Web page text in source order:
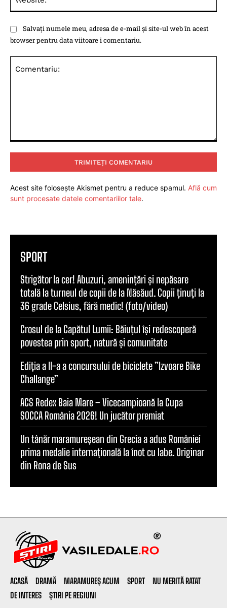
Salvați numele meu, adresa de e-mail și site-ul web în acest
browser pentru data viitoare i comentariu.
Acest site folosește Akismet pentru a reduce spamul. Află cum
sunt procesate datele comentariilor tale.
SPORT
Strigător la cer! Abuzuri, amenințări și nepăsare
totală la turneul de copii de la Năsăud. Copii ținuți la
36 grade Celsius, fără medic! (foto/video)
Crosul de la Capătul Lumii: Băiuțul își redescoperă
povestea prin sport, natură și comunitate
Ediția a II-a a concursului de biciclete ”Izvoare Bike
Challange”
ACS Redex Baia Mare – Vicecampioană la Cupa
SOCCA România 2026! Un jucător premiat
Un tânăr maramureșean din Grecia a adus României
prima medalie internațională la înot cu labe. Originar
din Rona de Sus
ACASĂ DRAMĂ MARAMUREȘ ACUM SPORT
NU MERITĂ RATAT
DE INTERES
ȘTIRI PE REGIUNI